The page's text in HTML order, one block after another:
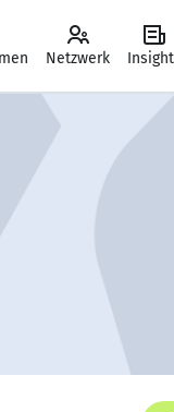
Netzwerk